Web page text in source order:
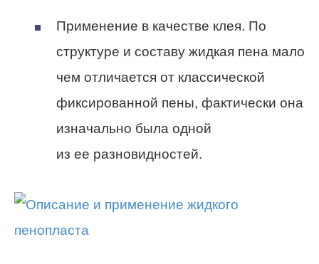
Применение в качестве клея. По
структуре и составу жидкая пена мало
чем отличается от классической
фиксированной пены, фактически она
изначально была одной
из ее разновидностей.